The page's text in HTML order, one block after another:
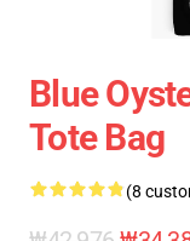
Blue
Tote Bag
(8